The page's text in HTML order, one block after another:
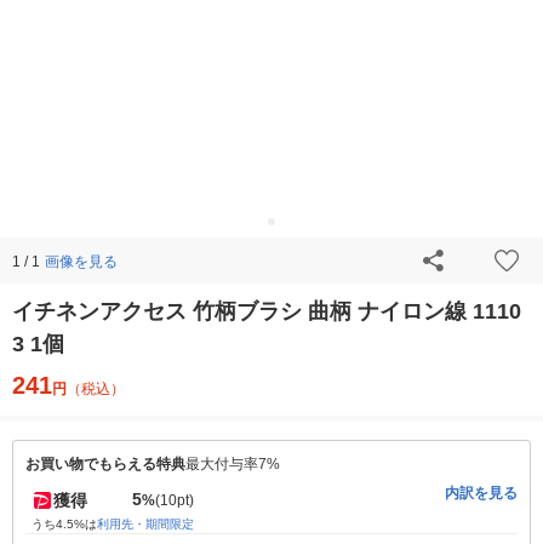
1 / 1 画像を見る
イチネンアクセス 竹柄ブラシ 曲柄 ナイロン線 1110
3 1個
241円 （税込）
お買い物でもらえる特典最大付与率7%
獲得 5%(10pt)
うち4.5%は利用先・期間限定
内訳を見る